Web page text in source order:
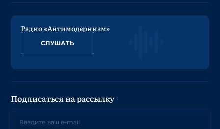
Радио «Антимодернизм»
СЛУШАТЬ
Подписаться на рассылку